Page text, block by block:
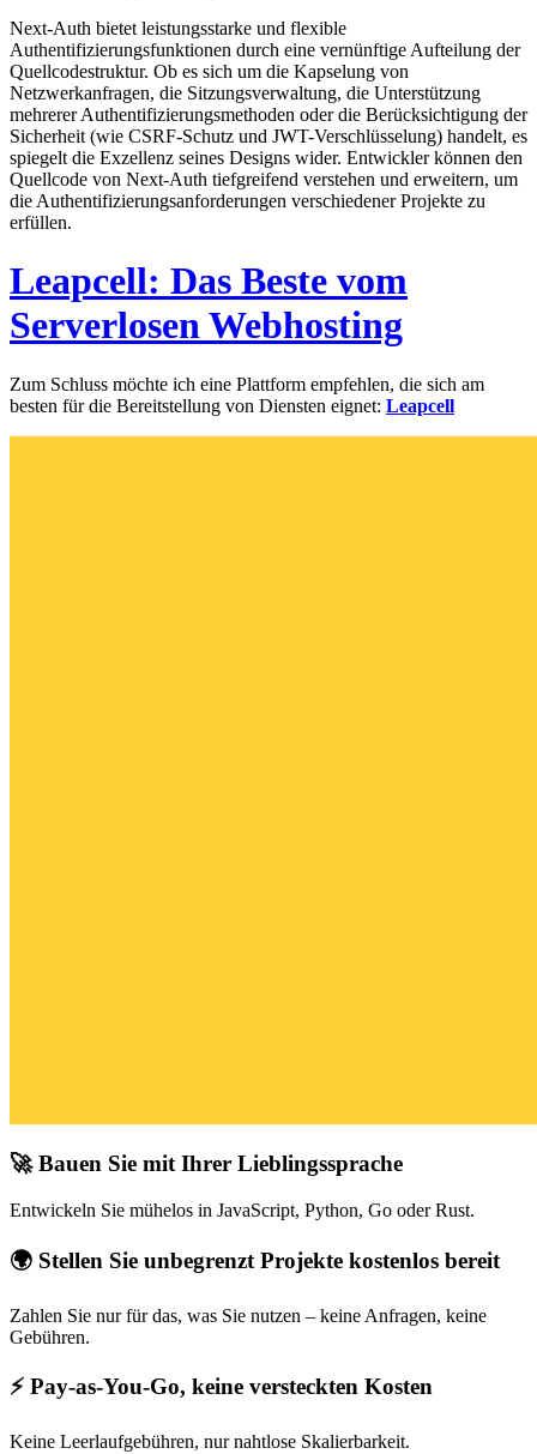
Next-Auth bietet leistungsstarke und flexible
Authentifizierungsfunktionen durch eine vernünftige Aufteilung der
Quellcodestruktur. Ob es sich um die Kapselung von
Netzwerkanfragen, die Sitzungsverwaltung, die Unterstützung
mehrerer Authentifizierungsmethoden oder die Berücksichtigung der
Sicherheit (wie CSRF-Schutz und JWT-Verschlüsselung) handelt, es
spiegelt die Exzellenz seines Designs wider. Entwickler können den
Quellcode von Next-Auth tiefgreifend verstehen und erweitern, um
die Authentifizierungsanforderungen verschiedener Projekte zu
erfüllen.
Leapcell: Das Beste vom
Serverlosen Webhosting
Zum Schluss möchte ich eine Plattform empfehlen, die sich am
besten für die Bereitstellung von Diensten eignet: Leapcell
🚀 Bauen Sie mit Ihrer Lieblingssprache
Entwickeln Sie mühelos in JavaScript, Python, Go oder Rust.
🌍 Stellen Sie unbegrenzt Projekte kostenlos bereit
Zahlen Sie nur für das, was Sie nutzen – keine Anfragen, keine
Gebühren.
⚡ Pay-as-You-Go, keine versteckten Kosten
Keine Leerlaufgebühren, nur nahtlose Skalierbarkeit.